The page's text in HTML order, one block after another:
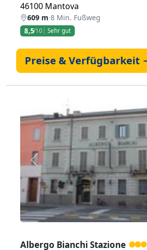
46100 Mantova
609 m·8 Min. Fußweg
8,5/10 Sehr gut
Preise & Verfügbarkeit
Zurück
Albergo Bianchi Stazione